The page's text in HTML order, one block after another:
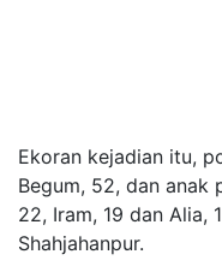
Ekoran kejadian itu,
Begum, 52, dan anak
22, Iram, 19 dan Alia,
Shahjahanpur.